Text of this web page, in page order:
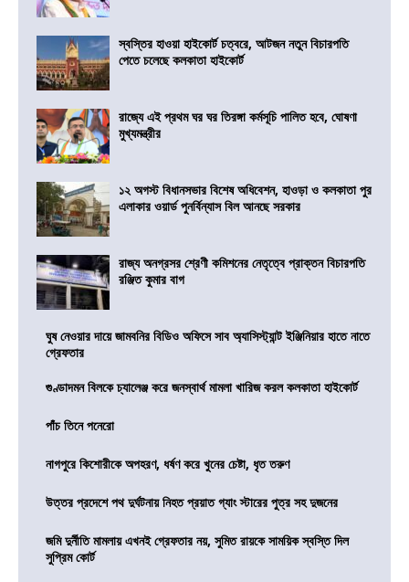
স্বস্তির হাওয়া হাইকোর্ট চত্বরে, আটজন নতুন বিচারপতি
পেতে চলেছে কলকাতা হাইকোর্ট
রাজ্যে এই প্রথম ঘর ঘর তিরঙ্গা কর্মসূচি পালিত হবে, ঘোষণা
মুখ্যমন্ত্রীর
১২ অগস্ট বিধানসভার বিশেষ অধিবেশন, হাওড়া ও কলকাতা পুর
এলাকার ওয়ার্ড পুনর্বিন্যাস বিল আনছে সরকার
রাজ্য অনগ্রসর শ্রেণী কমিশনের নেতৃত্বে প্রাক্তন বিচারপতি
রঞ্জিত কুমার বাগ
ঘুষ নেওয়ার দায়ে জামবনির বিডিও অফিসে সাব অ্যাসিস্ট্যান্ট ইঞ্জিনিয়ার হাতে নাতে
গ্রেফতার
গুণ্ডাদমন বিলকে চ্যালেঞ্জ করে জনস্বার্থ মামলা খারিজ করল কলকাতা হাইকোর্ট
পাঁচ তিনে পনেরো
নাগপুরে কিশোরীকে অপহরণ, ধর্ষণ করে খুনের চেষ্টা, ধৃত তরুণ
উত্তর প্রদেশে পথ দুর্ঘটনায় নিহত প্রয়াত গ্যাং স্টারের পুত্র সহ দুজনের
জমি দুর্নীতি মামলায় এখনই গ্রেফতার নয়, সুমিত রায়কে সাময়িক স্বস্তি দিল
সুপ্রিম কোর্ট